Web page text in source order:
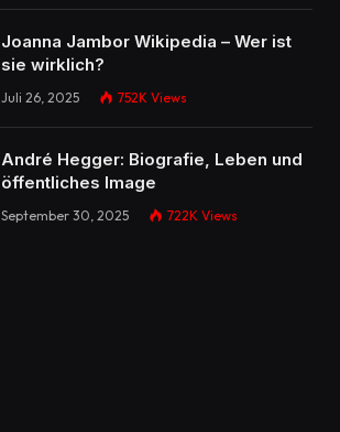
Joanna Jambor Wikipedia – Wer ist
sie wirklich?
Juli 26, 2025 752K Views
André Hegger: Biografie, Leben und
öffentliches Image
September 30, 2025 722K Views